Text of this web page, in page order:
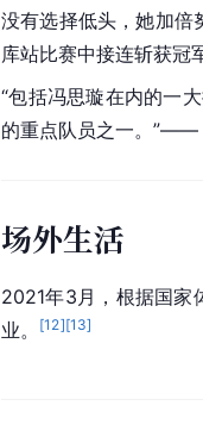
没有选择低头，她加
库站比赛中接连斩获
“包括冯思璇在内的一
的重点队员之一。”——
场外生活
2021年3月，根据国家
业。
[12][13]